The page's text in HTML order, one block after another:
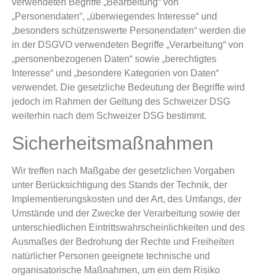
verwendeten Begriffe „Bearbeitung“ von
„Personendaten“, „überwiegendes Interesse“ und
„besonders schützenswerte Personendaten“ werden die
in der DSGVO verwendeten Begriffe „Verarbeitung“ von
„personenbezogenen Daten“ sowie „berechtigtes
Interesse“ und „besondere Kategorien von Daten“
verwendet. Die gesetzliche Bedeutung der Begriffe wird
jedoch im Rahmen der Geltung des Schweizer DSG
weiterhin nach dem Schweizer DSG bestimmt.
Sicherheitsmaßnahmen
Wir treffen nach Maßgabe der gesetzlichen Vorgaben
unter Berücksichtigung des Stands der Technik, der
Implementierungskosten und der Art, des Umfangs, der
Umstände und der Zwecke der Verarbeitung sowie der
unterschiedlichen Eintrittswahrscheinlichkeiten und des
Ausmaßes der Bedrohung der Rechte und Freiheiten
natürlicher Personen geeignete technische und
organisatorische Maßnahmen, um ein dem Risiko